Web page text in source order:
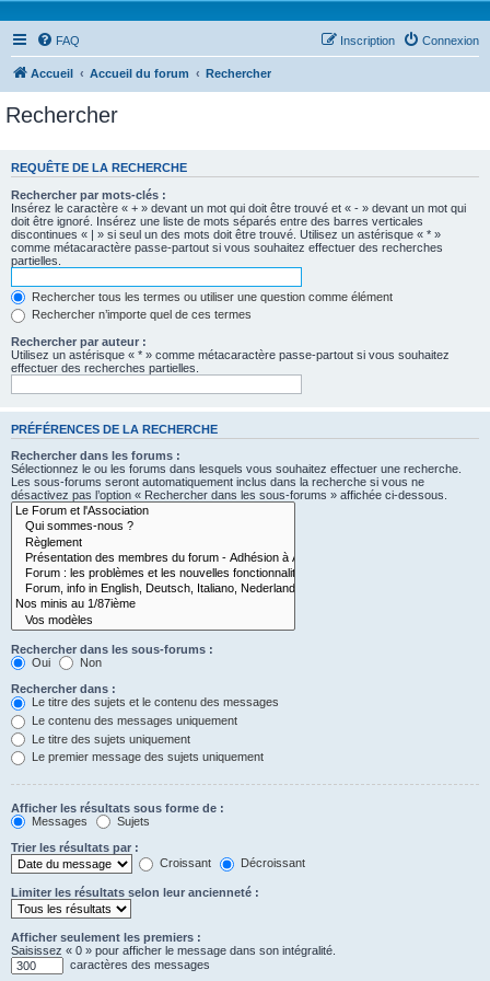
FAQ Connexion
Inscription
Accueil Accueil du forum Rechercher
Rechercher
REQUÊTE DE LA RECHERCHE
Rechercher par mots-clés :
Insérez le caractère « + » devant un mot qui doit être trouvé et « - » devant un mot qui
doit être ignoré. Insérez une liste de mots séparés entre des barres verticales
discontinues « | » si seul un des mots doit être trouvé. Utilisez un astérisque « * »
comme métacaractère passe-partout si vous souhaitez effectuer des recherches
partielles.
Rechercher tous les termes ou utiliser une question comme élément
Rechercher n’importe quel de ces termes
Rechercher par auteur :
Utilisez un astérisque « * » comme métacaractère passe-partout si vous souhaitez
effectuer des recherches partielles.
PRÉFÉRENCES DE LA RECHERCHE
Rechercher dans les forums :
Sélectionnez le ou les forums dans lesquels vous souhaitez effectuer une recherche.
Les sous-forums seront automatiquement inclus dans la recherche si vous ne
désactivez pas l’option « Rechercher dans les sous-forums » affichée ci-dessous.
Rechercher dans les sous-forums :
Oui
Non
Rechercher dans :
Le titre des sujets et le contenu des messages
Le contenu des messages uniquement
Le titre des sujets uniquement
Le premier message des sujets uniquement
Afficher les résultats sous forme de :
Messages
Sujets
Trier les résultats par :
Croissant
Décroissant
Limiter les résultats selon leur ancienneté :
Afficher seulement les premiers :
Saisissez « 0 » pour afficher le message dans son intégralité.
caractères des messages